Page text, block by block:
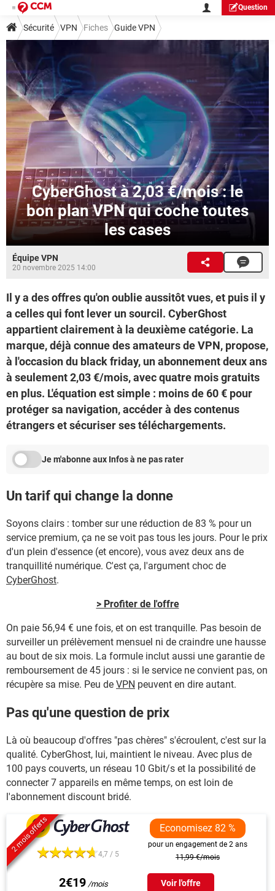
Question
Sécurité VPN Fiches Guide VPN
CyberGhost à 2,03 €/mois : le
bon plan VPN qui coche toutes
les cases
Équipe VPN
20 novembre 2025 14:00
Il y a des offres qu'on oublie aussitôt vues, et puis il y
a celles qui font lever un sourcil. CyberGhost
appartient clairement à la deuxième catégorie. La
marque, déjà connue des amateurs de VPN, propose,
à l'occasion du black friday, un abonnement deux ans
à seulement 2,03 €/mois, avec quatre mois gratuits
en plus. L'équation est simple : moins de 60 € pour
protéger sa navigation, accéder à des contenus
étrangers et sécuriser ses téléchargements.
Je m'abonne aux Infos à ne pas rater
Un tarif qui change la donne
Soyons clairs : tomber sur une réduction de 83 % pour un
service premium, ça ne se voit pas tous les jours. Pour le prix
d'un plein d'essence (et encore), vous avez deux ans de
tranquillité numérique. C'est ça, l'argument choc de
CyberGhost.
> Profiter de l'offre
On paie 56,94 € une fois, et on est tranquille. Pas besoin de
surveiller un prélèvement mensuel ni de craindre une hausse
au bout de six mois. La formule inclut aussi une garantie de
remboursement de 45 jours : si le service ne convient pas, on
récupère sa mise. Peu de VPN peuvent en dire autant.
Pas qu'une question de prix
Là où beaucoup d'offres "pas chères" s'écroulent, c'est sur la
qualité. CyberGhost, lui, maintient le niveau. Avec plus de
100 pays couverts, un réseau 10 Gbit/s et la possibilité de
connecter 7 appareils en même temps, on est loin de
l'abonnement discount bridé.
2 mois offerts
4,7 / 5
Economisez 82 %
pour un engagement de 2 ans
11,99 €/mois
2€19 Voir l'offre